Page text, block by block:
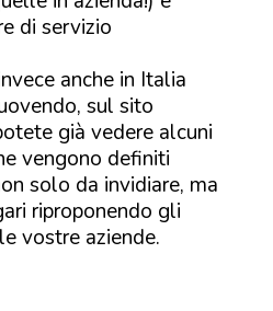
di servizio
anche in Italia
sul sito
già vedere alcuni
vengono definiti
solo da invidiare, ma
riproponendo gli
vostre aziende.